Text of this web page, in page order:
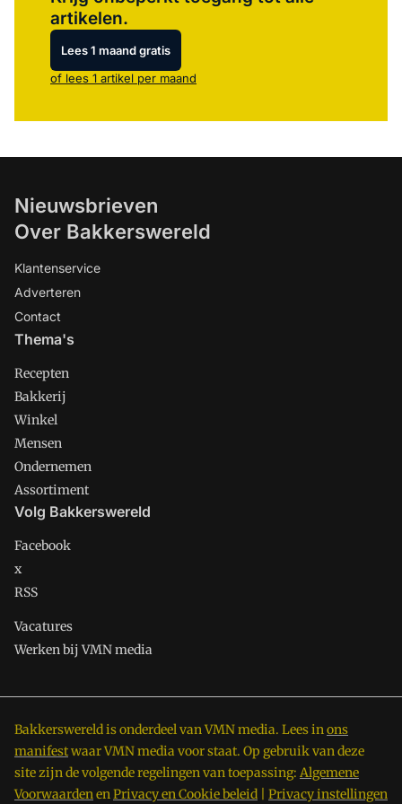
artikelen.
Lees 1 maand gratis
of lees 1 artikel per maand
Nieuwsbrieven
Over Bakkerswereld
Klantenservice
Adverteren
Contact
Thema's
Recepten
Bakkerij
Winkel
Mensen
Ondernemen
Assortiment
Volg Bakkerswereld
Facebook
x
RSS
Vacatures
Werken bij VMN media
Bakkerswereld is onderdeel van VMN media. Lees inons
manifestwaar VMN media voor staat. Op gebruik van deze
site zijn de volgende regelingen van toepassing: Algemene
VoorwaardenenPrivacy en Cookie beleid Privacy instellingen